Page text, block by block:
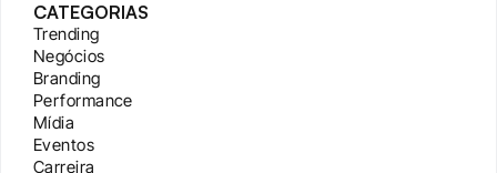
CATEGORIAS
Trending
Negócios
Branding
Performance
Mídia
Eventos
Carreira